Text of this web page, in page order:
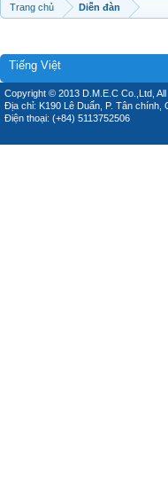
Trang chủ Diễn đàn
Tiếng Việt
Copyright © 2013 D.M.E.C Co.,Ltd,
Địa chỉ: K190 Lê Duẩn, P. Tân chính,
Điện thoại: (+84) 5113752506